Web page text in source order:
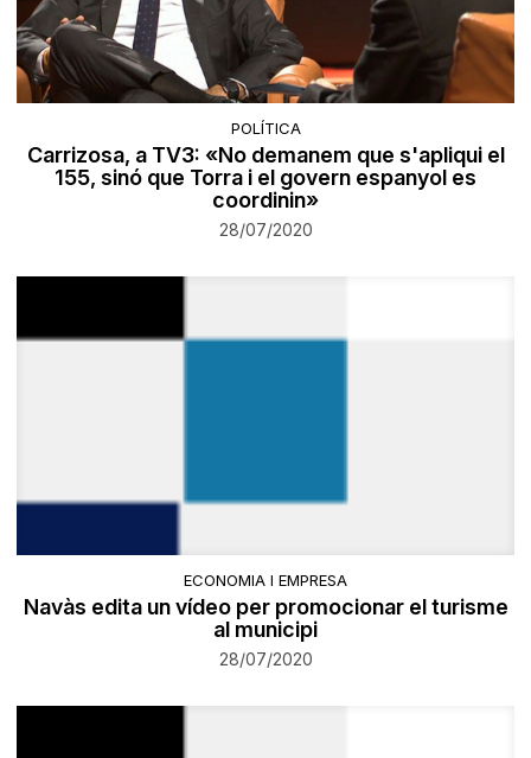
POLÍTICA
Carrizosa, a TV3: «No demanem que s'apliqui el
155, sinó que Torra i el govern espanyol es
coordinin»
28/07/2020
ECONOMIA I EMPRESA
Navàs edita un vídeo per promocionar el turisme
al municipi
28/07/2020